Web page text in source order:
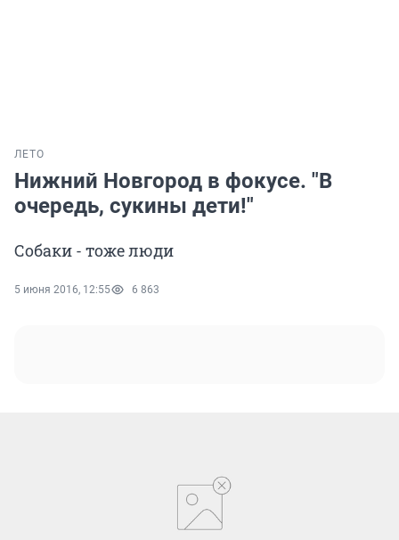
ЛЕТО
Нижний Новгород в фокусе. "В
очередь, сукины дети!"
Собаки - тоже люди
5 июня 2016, 12:55 6 863